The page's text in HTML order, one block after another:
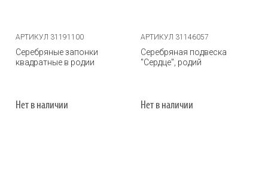
АРТИКУЛ 31191100
Серебряные запонки
квадратные в родии
Нет в наличии
АРТИКУЛ 31146057
Серебряная подвеска
"Сердце", родий
Нет в наличии